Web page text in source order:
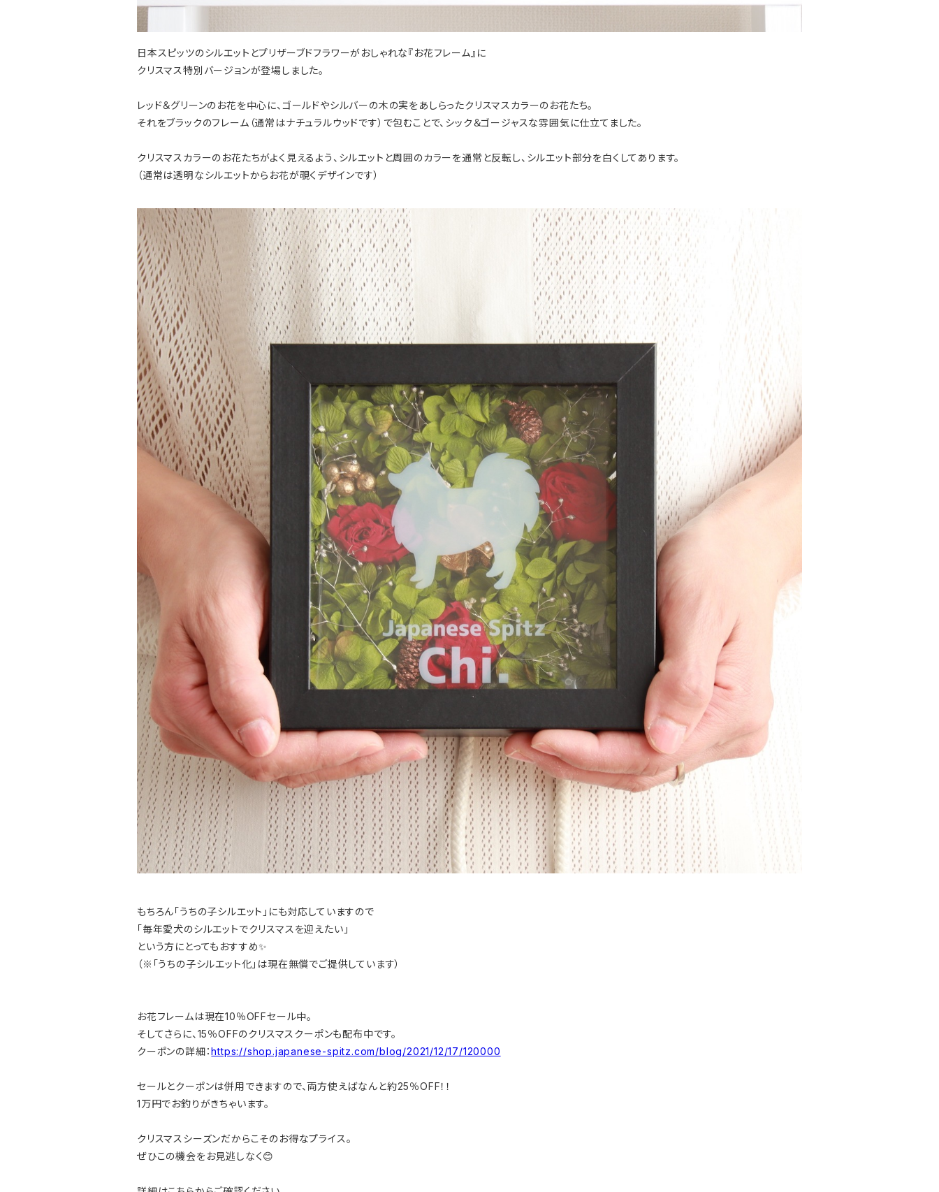
日本スピッツのシルエットとプリザーブドフラワーがおしゃれな『お花フレーム』に
クリスマス特別バージョンが登場しました。
レッド＆グリーンのお花を中心に、ゴールドやシルバーの木の実をあしらったクリスマスカラーのお花たち。
それをブラックのフレーム（通常はナチュラルウッドです）で包むことで、シック＆ゴージャスな雰囲気に仕立てました。
クリスマスカラーのお花たちがよく見えるよう、シルエットと周囲のカラーを通常と反転し、シルエット部分を白くしてあります。
（通常は透明なシルエットからお花が覗くデザインです）
もちろん「うちの子シルエット」にも対応していますので
「毎年愛犬のシルエットでクリスマスを迎えたい」
という方にとってもおすすめ✨
（※「うちの子シルエット化」は現在無償でご提供しています）
お花フレームは現在10％OFFセール中。
そしてさらに、15％OFFのクリスマスクーポンも配布中です。
クーポンの詳細：https://shop.japanese-spitz.com/blog/2021/12/17/120000
セールとクーポンは併用できますので、両方使えばなんと約25％OFF！！
1万円でお釣りがきちゃいます。
クリスマスシーズンだからこそのお得なプライス。
ぜひこの機会をお見逃しなく😊